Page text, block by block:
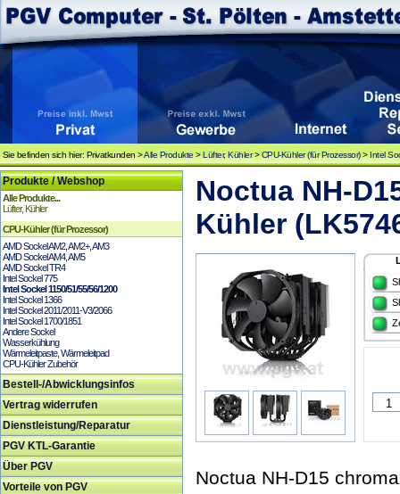
Sie befinden sich hier: Privatkunden >Alle Produkte >Lüfter, Kühler>CPU-Kühler (für Prozessor)> Intel
Produkte / Webshop
Alle Produkte...
Lüfter, Kühler
CPU-Kühler (für Prozessor)
AMD Sockel AM2, AM2+, AM3
AMD Sockel AM4, AM5
AMD Sockel TR4
Intel Sockel 775
Intel Sockel 1150/51/55/56/1200
Intel Sockel 1366
Intel Sockel 2011/2011-V3/2066
Intel Sockel 1700/1851
Andere Sockel
Wasserkühlung
Wärmeleitpaste, Wärmeleitpad
CPU-Kühler Zubehör
Bestell-/Abwicklungsinfos
Vertrag widerrufen
Dienstleistung/Reparatur
PGV KTL-Garantie
Über PGV
Vorteile von PGV
Noctua NH-
Kühler
Noctua NH-D15